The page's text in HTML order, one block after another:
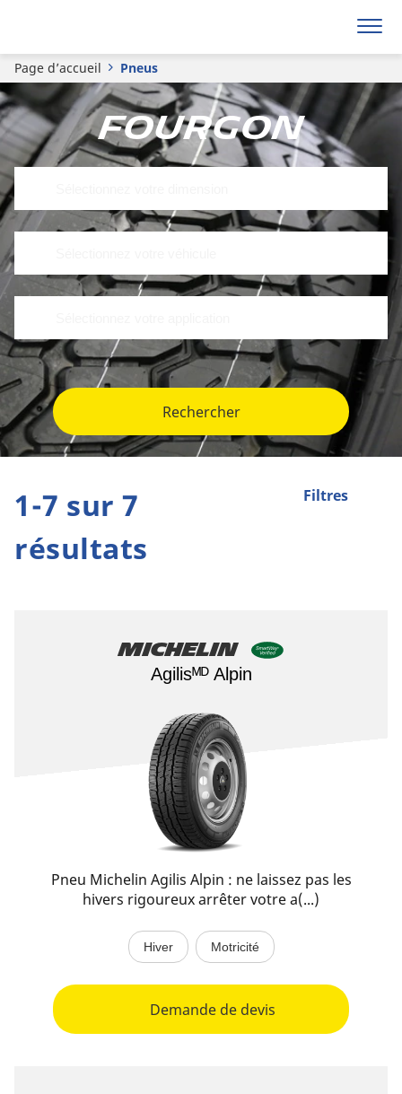
Page d’accueil Pneus
Fourgon
Rechercher
Filtres
1-7 sur 7
résultats
Michelin
Agilisᴹᴰ Alpin
Pneu Michelin Agilis Alpin : ne laissez pas les
hivers rigoureux arrêter votre a(...)
Hiver Motricité
Demande de devis